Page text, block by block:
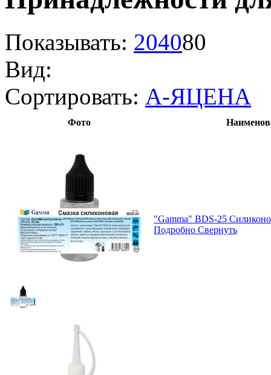
Показывать: 204080
Вид:
Сортировать: А-ЯЦЕНА
Фото
"Gamma" BDS-25
Подробно Свернуть